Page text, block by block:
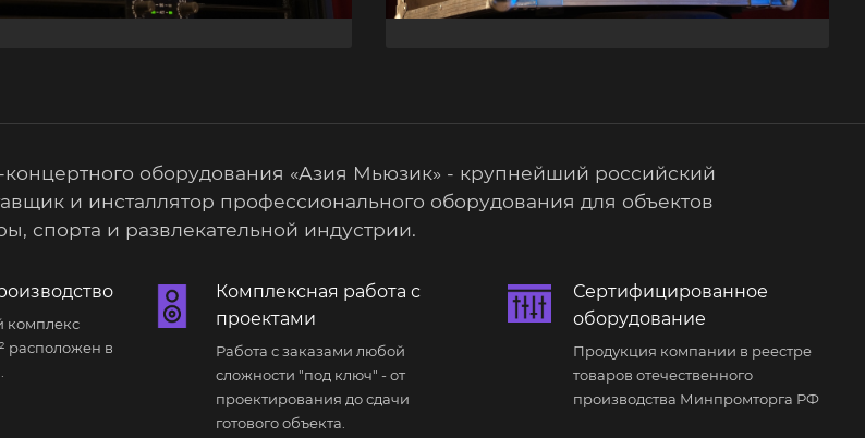
концертного оборудования «Азия Мьюзик» - крупнейший российский
и инсталлятор профессионального оборудования для объектов
спорта и развлекательной индустрии.
комплекс
расположен в
Комплексная работа с
проектами
Работа с заказами любой
сложности "под ключ" - от
проектирования до сдачи
готового объекта.
Сертифицированное
оборудование
Продукция компании в реестре
товаров отечественного
производства Минпромторга РФ